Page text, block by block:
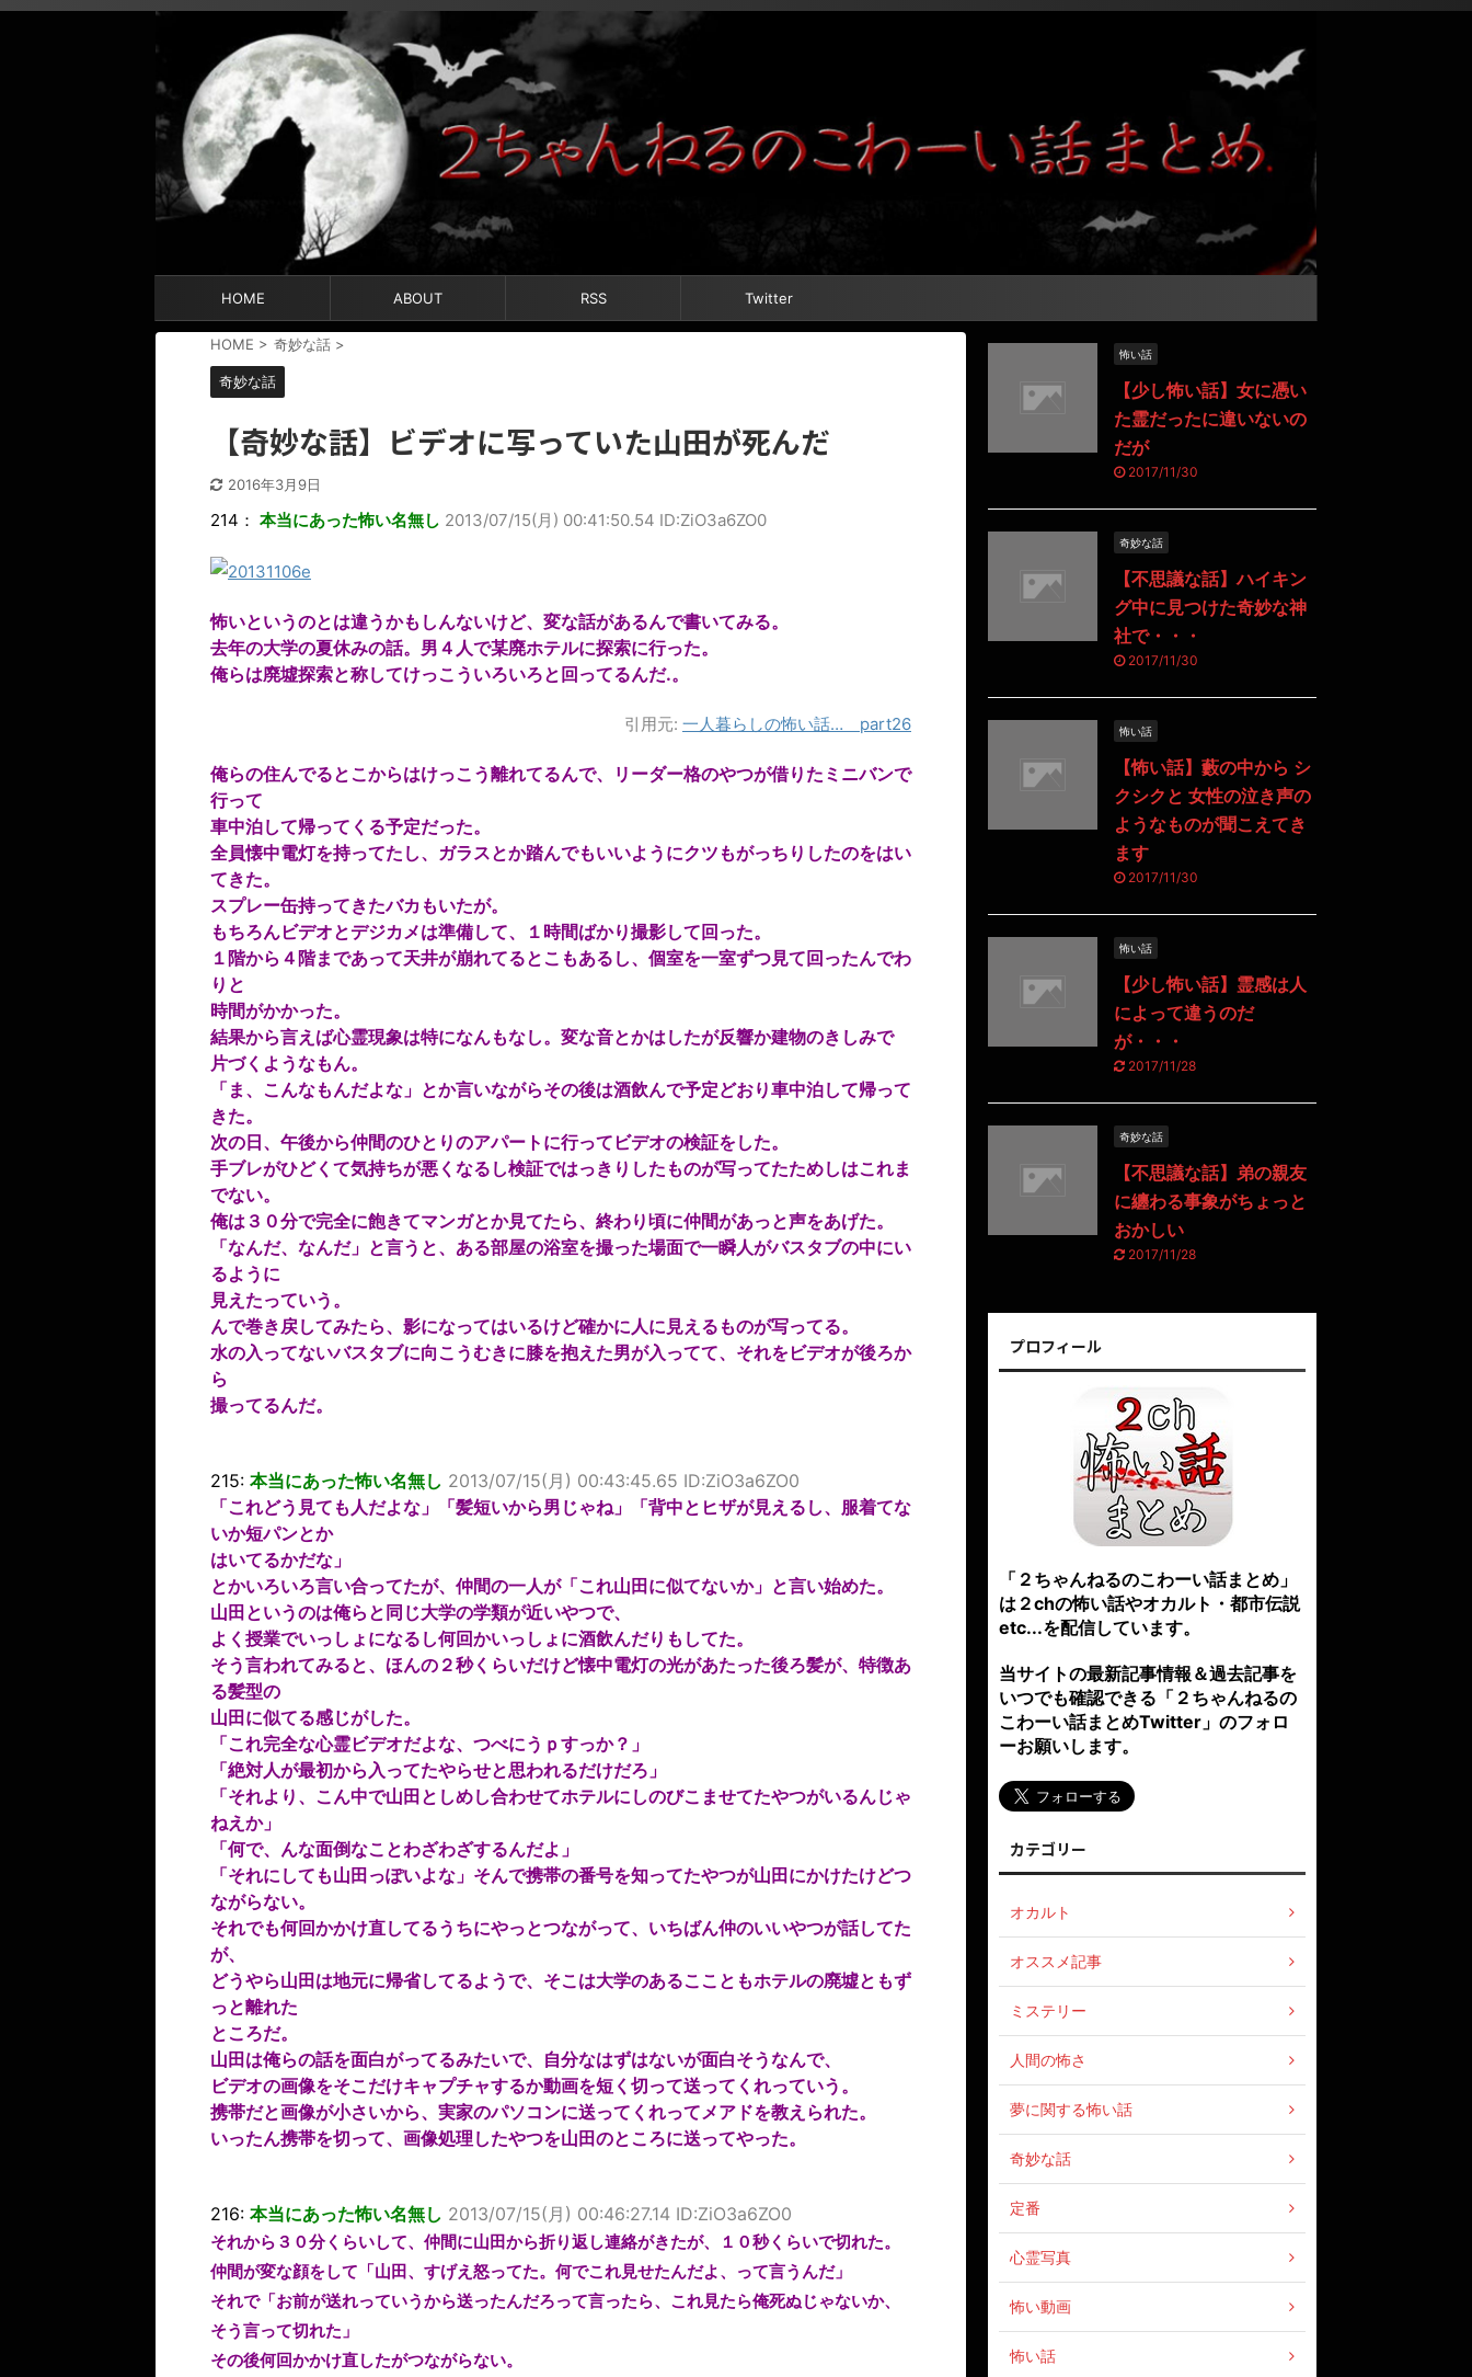
HOME ABOUT RSS Twitter
HOME > 奇妙な話 >
奇妙な話
【奇妙な話】ビデオに写っていた山田が死んだ
2016年3月9日
214 ： 本当にあった怖い名無し 2013/07/15(月) 00:41:50.54 ID:ZiO3a6ZO0
怖いというのとは違うかもしんないけど、変な話があるんで書いてみる。
去年の大学の夏休みの話。男４人で某廃ホテルに探索に行った。
俺らは廃墟探索と称してけっこういろいろと回ってるんだ.。
引用元: 一人暮らしの怖い話… part26
俺らの住んでるとこからはけっこう離れてるんで、リーダー格のやつが借りたミニバンで
行って
車中泊して帰ってくる予定だった。
全員懐中電灯を持ってたし、ガラスとか踏んでもいいようにクツもがっちりしたのをはい
てきた。
スプレー缶持ってきたバカもいたが。
もちろんビデオとデジカメは準備して、１時間ばかり撮影して回った。
１階から４階まであって天井が崩れてるとこもあるし、個室を一室ずつ見て回ったんでわ
りと
時間がかかった。
結果から言えば心霊現象は特になんもなし。変な音とかはしたが反響か建物のきしみで
片づくようなもん。
「ま、こんなもんだよな」とか言いながらその後は酒飲んで予定どおり車中泊して帰って
きた。
次の日、午後から仲間のひとりのアパートに行ってビデオの検証をした。
手ブレがひどくて気持ちが悪くなるし検証ではっきりしたものが写ってたためしはこれま
でない。
俺は３０分で完全に飽きてマンガとか見てたら、終わり頃に仲間があっと声をあげた。
「なんだ、なんだ」と言うと、ある部屋の浴室を撮った場面で一瞬人がバスタブの中にい
るように
見えたっていう。
んで巻き戻してみたら、影になってはいるけど確かに人に見えるものが写ってる。
水の入ってないバスタブに向こうむきに膝を抱えた男が入ってて、それをビデオが後ろか
ら
撮ってるんだ。
215: 本当にあった怖い名無し 2013/07/15(月) 00:43:45.65 ID:ZiO3a6ZO0
「これどう見ても人だよな」「髪短いから男じゃね」「背中とヒザが見えるし、服着てな
いか短パンとか
はいてるかだな」
とかいろいろ言い合ってたが、仲間の一人が「これ山田に似てないか」と言い始めた。
山田というのは俺らと同じ大学の学類が近いやつで、
よく授業でいっしょになるし何回かいっしょに酒飲んだりもしてた。
そう言われてみると、ほんの２秒くらいだけど懐中電灯の光があたった後ろ髪が、特徴あ
る髪型の
山田に似てる感じがした。
「これ完全な心霊ビデオだよな、つべにうｐすっか？」
「絶対人が最初から入ってたやらせと思われるだけだろ」
「それより、こん中で山田としめし合わせてホテルにしのびこませてたやつがいるんじゃ
ねえか」
「何で、んな面倒なことわざわざするんだよ」
「それにしても山田っぽいよな」そんで携帯の番号を知ってたやつが山田にかけたけどつ
ながらない。
それでも何回かかけ直してるうちにやっとつながって、いちばん仲のいいやつが話してた
が、
どうやら山田は地元に帰省してるようで、そこは大学のあるここともホテルの廃墟ともず
っと離れた
ところだ。
山田は俺らの話を面白がってるみたいで、自分なはずはないが面白そうなんで、
ビデオの画像をそこだけキャプチャするか動画を短く切って送ってくれっていう。
携帯だと画像が小さいから、実家のパソコンに送ってくれってメアドを教えられた。
いったん携帯を切って、画像処理したやつを山田のところに送ってやった。
216: 本当にあった怖い名無し 2013/07/15(月) 00:46:27.14 ID:ZiO3a6ZO0
それから３０分くらいして、仲間に山田から折り返し連絡がきたが、１０秒くらいで切れた。
仲間が変な顔をして「山田、すげえ怒ってた。何でこれ見せたんだよ、って言うんだ」
それで「お前が送れっていうから送ったんだろって言ったら、これ見たら俺死ぬじゃないか、
そう言って切れた」
その後何回かかけ直したがつながらない。
怖い話
【少し怖い話】女に憑い
た霊だったに違いないの
だが
2017/11/30
奇妙な話
【不思議な話】ハイキン
グ中に見つけた奇妙な神
社で・・・
2017/11/30
怖い話
【怖い話】藪の中から シ
クシクと 女性の泣き声の
ようなものが聞こえてき
ます
2017/11/30
怖い話
【少し怖い話】霊感は人
によって違うのだ
が・・・
2017/11/28
奇妙な話
【不思議な話】弟の親友
に纏わる事象がちょっと
おかしい
2017/11/28
プロフィール
「２ちゃんねるのこわーい話まとめ」
は２chの怖い話やオカルト・都市伝説
etc...を配信しています。
当サイトの最新記事情報＆過去記事を
いつでも確認できる「２ちゃんねるの
こわーい話まとめTwitter」のフォロ
ーお願いします。
カテゴリー
オカルト
オススメ記事
ミステリー
人間の怖さ
夢に関する怖い話
奇妙な話
定番
心霊写真
怖い動画
怖い話